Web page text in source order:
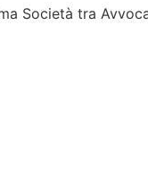
Società tra